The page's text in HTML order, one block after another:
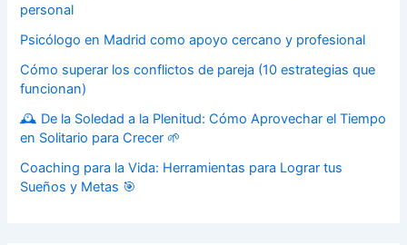
personal
Psicólogo en Madrid como apoyo cercano y profesional
Cómo superar los conflictos de pareja (10 estrategias que
funcionan)
🕰️ De la Soledad a la Plenitud: Cómo Aprovechar el Tiempo
en Solitario para Crecer 🌱
Coaching para la Vida: Herramientas para Lograr tus
Sueños y Metas 🎯